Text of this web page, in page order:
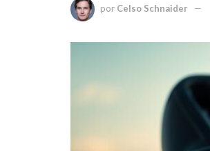
por Celso Schnaider